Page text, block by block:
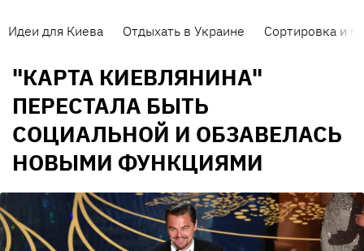
Идеи для Киева Отдыхать в Украине Сортировка и
"КАРТА КИЕВЛЯНИНА"
ПЕРЕСТАЛА БЫТЬ
СОЦИАЛЬНОЙ И ОБЗАВЕЛАСЬ
НОВЫМИ ФУНКЦИЯМИ